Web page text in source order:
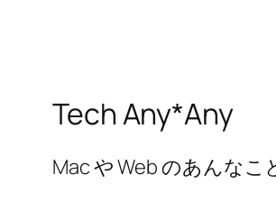
Tech Any*Any
Mac や Web のあんなこ